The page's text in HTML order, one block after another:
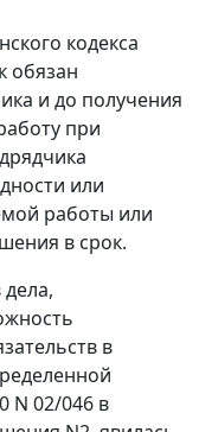
кодекса
обязан
и до получения
при
или
работы или
в срок.
в
N 02/046 в